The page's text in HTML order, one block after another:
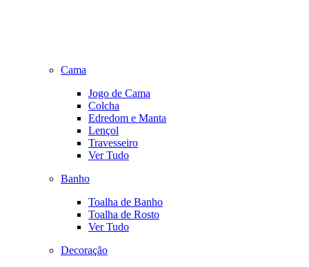
Cama
Jogo de Cama
Colcha
Edredom e Manta
Lençol
Travesseiro
Ver Tudo
Banho
Toalha de Banho
Toalha de Rosto
Ver Tudo
Decoração